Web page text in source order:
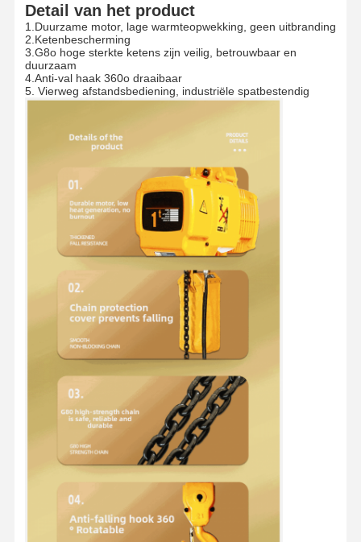
Detail van het product
1.Duurzame motor, lage warmteopwekking, geen uitbranding
2.Ketenbescherming
3.G8o hoge sterkte ketens zijn veilig, betrouwbaar en
duurzaam
4.Anti-val haak 360o draaibaar
5. Vierweg afstandsbediening, industriële spatbestendig